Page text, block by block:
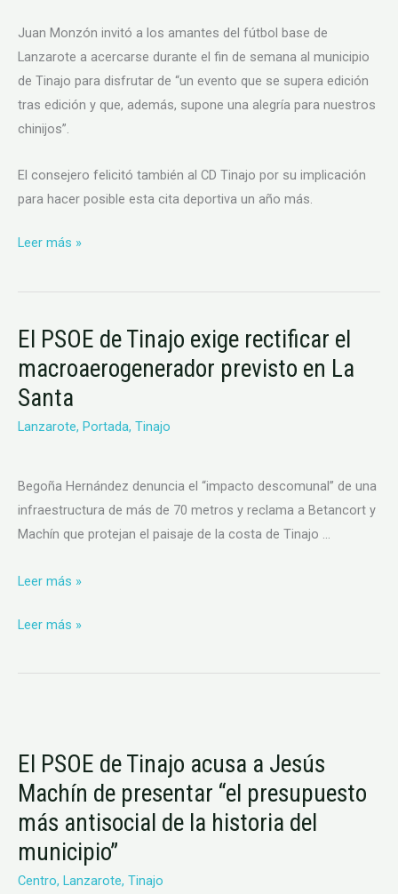
Juan Monzón invitó a los amantes del fútbol base de
Lanzarote a acercarse durante el fin de semana al municipio
de Tinajo para disfrutar de “un evento que se supera edición
tras edición y que, además, supone una alegría para nuestros
chinijos”.
El consejero felicitó también al CD Tinajo por su implicación
para hacer posible esta cita deportiva un año más.
Leer más »
El PSOE de Tinajo exige rectificar el
macroaerogenerador previsto en La
Santa
Lanzarote, Portada, Tinajo
Begoña Hernández denuncia el “impacto descomunal” de una
infraestructura de más de 70 metros y reclama a Betancort y
Machín que protejan el paisaje de la costa de Tinajo …
El
PSOE
Tinajo
exige
el
macroaerogenerador
previsto
La
Leer más »
El
PSOE
Tinajo
exige
el
macroaerogenerador
previsto
La
Leer más »
El PSOE de Tinajo acusa a Jesús
Machín de presentar “el presupuesto
más antisocial de la historia del
municipio”
Centro, Lanzarote, Tinajo
de
Tinajo
acusa
Jesús
Machín